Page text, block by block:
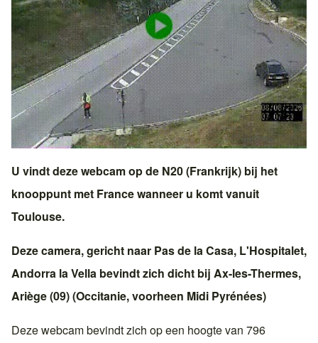
U vindt deze webcam op de N20 (Frankrijk) bij het
knooppunt met Francewanneer u komt vanuit
Toulouse.
Deze camera, gericht naar Pas de la Casa, L'Hospitalet,
Andorra la Vella bevindt zich dicht bij Ax-les-Thermes,
Ariège (09)(Occitanie, voorheen Midi Pyrénées)
Deze webcam bevindt zich op een hoogte van 796